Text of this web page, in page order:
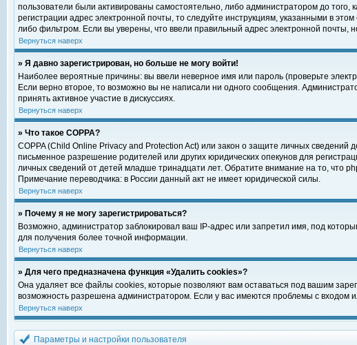
пользователи были активированы самостоятельно, либо администратором до
регистрации адрес электронной почты, то следуйте инструкциям, указанными в
либо фильтром. Если вы уверены, что ввели правильный адрес электронной
Вернуться наверх
» Я давно зарегистрирован, но больше не могу войти!
Наиболее вероятные причины: вы ввели неверное имя или пароль (проверьте
Если верно второе, то возможно вы не написали ни одного сообщения.
принять активное участие в дискуссиях.
Вернуться наверх
» Что такое COPPA?
COPPA (Child Online Privacy and Protection Act) или закон о защите личных
письменное разрешение родителей или других юридических опекунов для
личных сведений от детей младше тринадцати лет. Обратите внимание на то, что
Примечание переводчика: в России данный акт не имеет юридической силы.
Вернуться наверх
» Почему я не могу зарегистрироваться?
Возможно, администратор заблокировал ваш IP-адрес или запретил имя, под
для получения более точной информации.
Вернуться наверх
» Для чего предназначена функция «Удалить cookies»?
Она удаляет все файлы cookies, которые позволяют вам оставаться под вашим
возможность разрешена администратором. Если у вас имеются проблемы с
Вернуться наверх
Параметры и настройки пользователя